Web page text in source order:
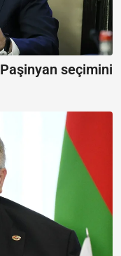
Paşinyan seçimini